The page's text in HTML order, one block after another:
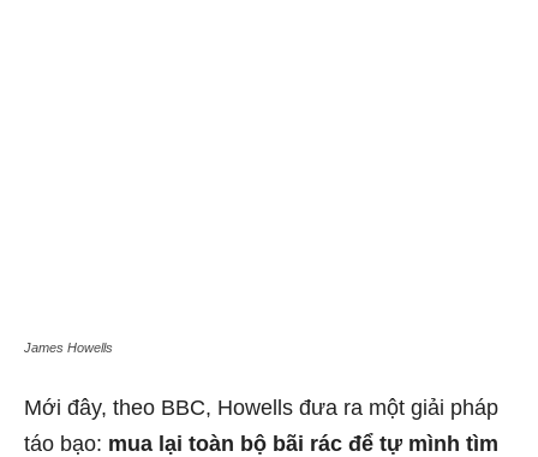
James Howells
Mới đây, theo BBC, Howells đưa ra một giải pháp
táo bạo: mua lại toàn bộ bãi rác để tự mình tìm